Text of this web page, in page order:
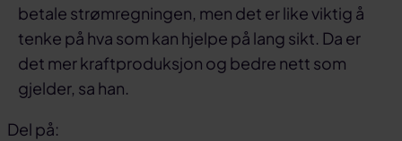
betale strømregningen, men det er like viktig å
tenke på hva som kan hjelpe på lang sikt. Da er
det mer kraftproduksjon og bedre nett som
gjelder, sa han.
Del på: